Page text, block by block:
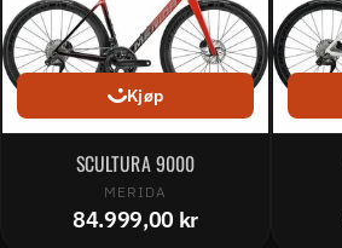
Kjøp
SCULTURA 9000
MERIDA
84.999,00 kr